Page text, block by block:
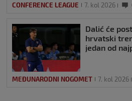
CONFERENCE LEAGUE 7. kol 2026
Dalić će
hrvatski
jedan od
MEĐUNARODNI NOGOMET 7. kol 2026